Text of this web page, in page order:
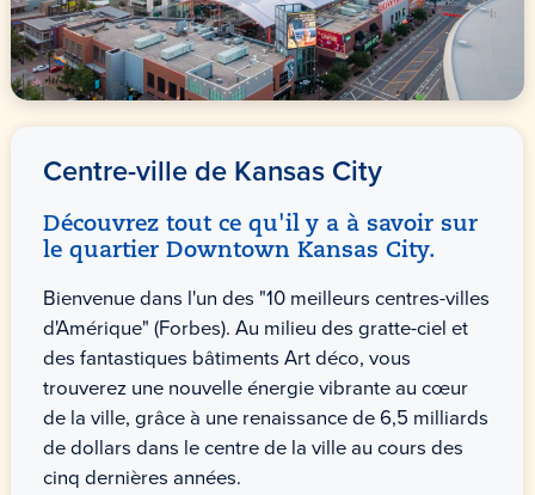
Centre-ville de Kansas City
Découvrez tout ce qu'il y a à savoir sur
le quartier Downtown Kansas City.
Bienvenue dans l'un des "10 meilleurs centres-villes
d'Amérique" (Forbes). Au milieu des gratte-ciel et
des fantastiques bâtiments Art déco, vous
trouverez une nouvelle énergie vibrante au cœur
de la ville, grâce à une renaissance de 6,5 milliards
de dollars dans le centre de la ville au cours des
cinq dernières années.